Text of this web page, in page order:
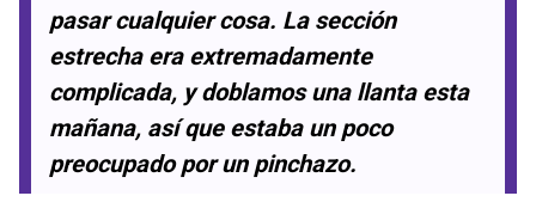
pasar cualquier cosa. La sección
estrecha era extremadamente
complicada, y doblamos una llanta esta
mañana, así que estaba un poco
preocupado por un pinchazo.